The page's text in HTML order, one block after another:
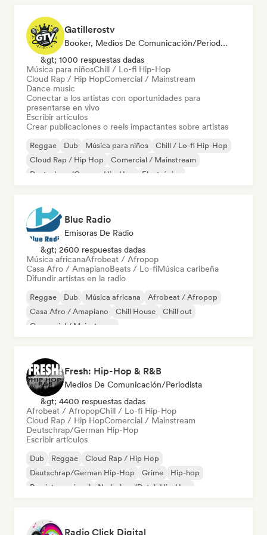
Gatillerostv
Booker, Medios De Comunicación/Periodista, Social Media Influencer
&gt; 1000 respuestas dadas
Música para niñosChill / Lo-fi Hip-Hop
Cloud Rap / Hip HopComercial / Mainstream
Dance music
Conectar a los artistas con oportunidades para
presentarse en vivo
Escribir artículos
Crear publicaciones o reels impactantes sobre artistas
Reggae Dub Música para niños
Chill / Lo-fi Hip-Hop
Cloud Rap / Hip Hop
Comercial / Mainstream
Deutschrap/German Hip-Hop
Electrónica
Blue Radio
Emisoras De Radio
&gt; 2600 respuestas dadas
Música africanaAfrobeat / Afropop
Casa Afro / AmapianoBeats / Lo-fiMúsica caribeña
Difundir artistas en la radio
Reggae Dub Música africana
Afrobeat / Afropop
Casa Afro / Amapiano
Chill House
Chill out
Comercial / Mainstream
Fresh: Hip-Hop & R&B
Medios De Comunicación/Periodista
&gt; 4400 respuestas dadas
Afrobeat / AfropopChill / Lo-fi Hip-Hop
Cloud Rap / Hip HopComercial / Mainstream
Deutschrap/German Hip-Hop
Escribir artículos
Dub Reggae
Cloud Rap / Hip Hop
Deutschrap/German Hip-Hop
Grime
Hip-hop
Rap internacional
Nederhop/Dutch Hip-Hop
Radio Click Digital